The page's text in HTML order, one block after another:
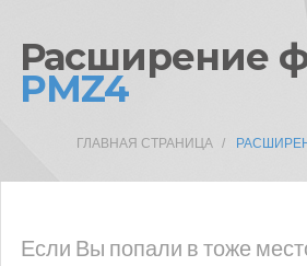
Расширение
PMZ4
ГЛАВНАЯ СТРАНИЦА
Если Вы попали в тоже